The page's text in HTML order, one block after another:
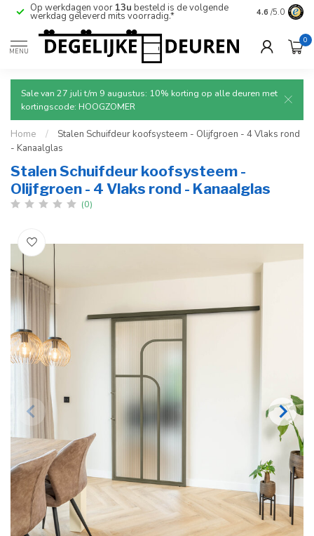
Op werkdagen voor 13u besteld is de volgende
werkdag geleverd mits voorradig.*
Ruim aanbod
deuren.
4.6 /5.0
MENU
0
Sale van 27 juli t/m 9 augustus: 10% korting op alle deuren met
kortingscode: HOOGZOMER
Home /
Stalen Schuifdeur koofsysteem - Olijfgroen - 4 Vlaks rond
- Kanaalglas
Stalen Schuifdeur koofsysteem -
Olijfgroen - 4 Vlaks rond - Kanaalglas
(0)